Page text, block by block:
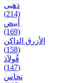
ذهبی
(214)
أبيض
(169)
الأزرق الداكن
(158)
فُولاَذ
(147)
نحاس